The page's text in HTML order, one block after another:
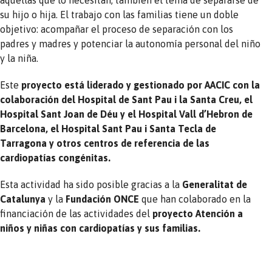
su hijo o hija. El trabajo con las familias tiene un doble
objetivo: acompañar el proceso de separación con los
padres y madres y potenciar la autonomía personal del niño
y la niña.
Este proyecto está liderado y gestionado por AACIC con la
colaboración del Hospital de Sant Pau i la Santa Creu, el
Hospital Sant Joan de Déu y el Hospital Vall d’Hebron de
Barcelona, el Hospital Sant Pau i Santa Tecla de
Tarragona y otros centros de referencia de las
cardiopatías congénitas.
Esta actividad ha sido posible gracias a la Generalitat de
Catalunya y la Fundación ONCE que han colaborado en la
financiación de las actividades del proyecto Atención a
niños y niñas con cardiopatías y sus familias.